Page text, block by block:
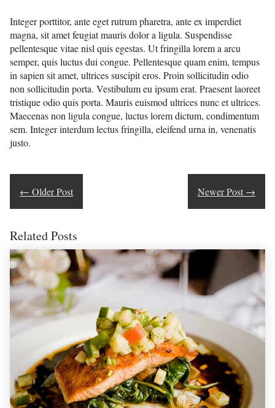
Integer porttitor, ante eget rutrum pharetra, ante ex imperdiet
magna, sit amet feugiat mauris dolor a ligula. Suspendisse
pellentesque vitae nisl quis egestas. Ut fringilla lorem a arcu
semper, quis luctus dui congue. Pellentesque quam enim, tempus
in sapien sit amet, ultrices suscipit eros. Proin sollicitudin odio
non sollicitudin porta. Vestibulum eu ipsum erat. Praesent laoreet
tristique odio quis porta. Mauris euismod ultrices nunc et ultrices.
Maecenas non ligula congue, luctus lorem dictum, condimentum
sem. Integer interdum lectus fringilla, eleifend urna in, venenatis
justo.
← Older Post Newer Post →
Related Posts